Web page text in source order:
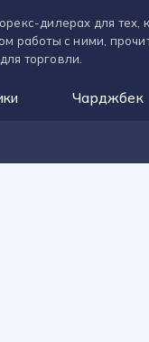
дилерах для тех,
работы с ними,
торговли.
Чарджбек